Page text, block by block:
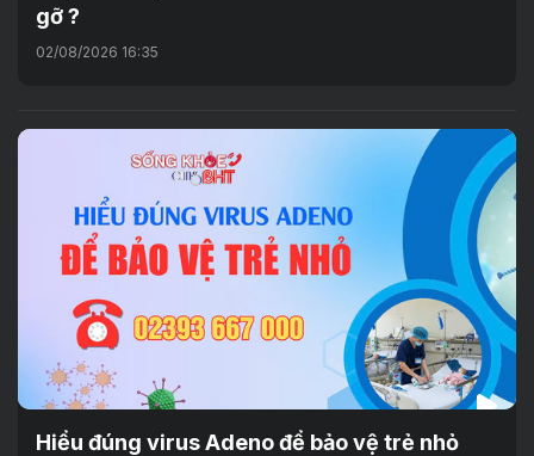
gỡ ?
02/08/2026 16:35
Hiểu đúng virus Adeno để bảo vệ trẻ nhỏ